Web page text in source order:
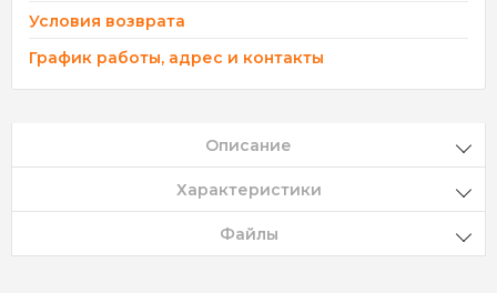
Условия возврата
График работы, адрес и контакты
Описание
Характеристики
Файлы